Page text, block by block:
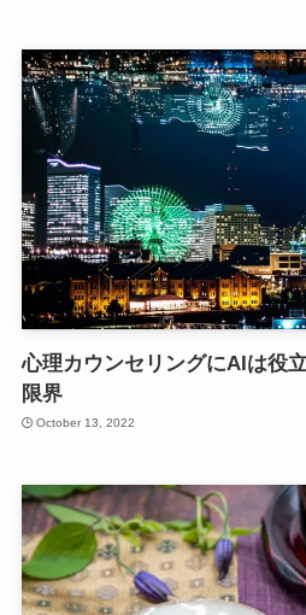
心理カウンセリングにAIは役
限界
October 13, 2022